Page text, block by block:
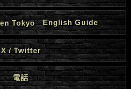
English Guide
X / Twitter
電話